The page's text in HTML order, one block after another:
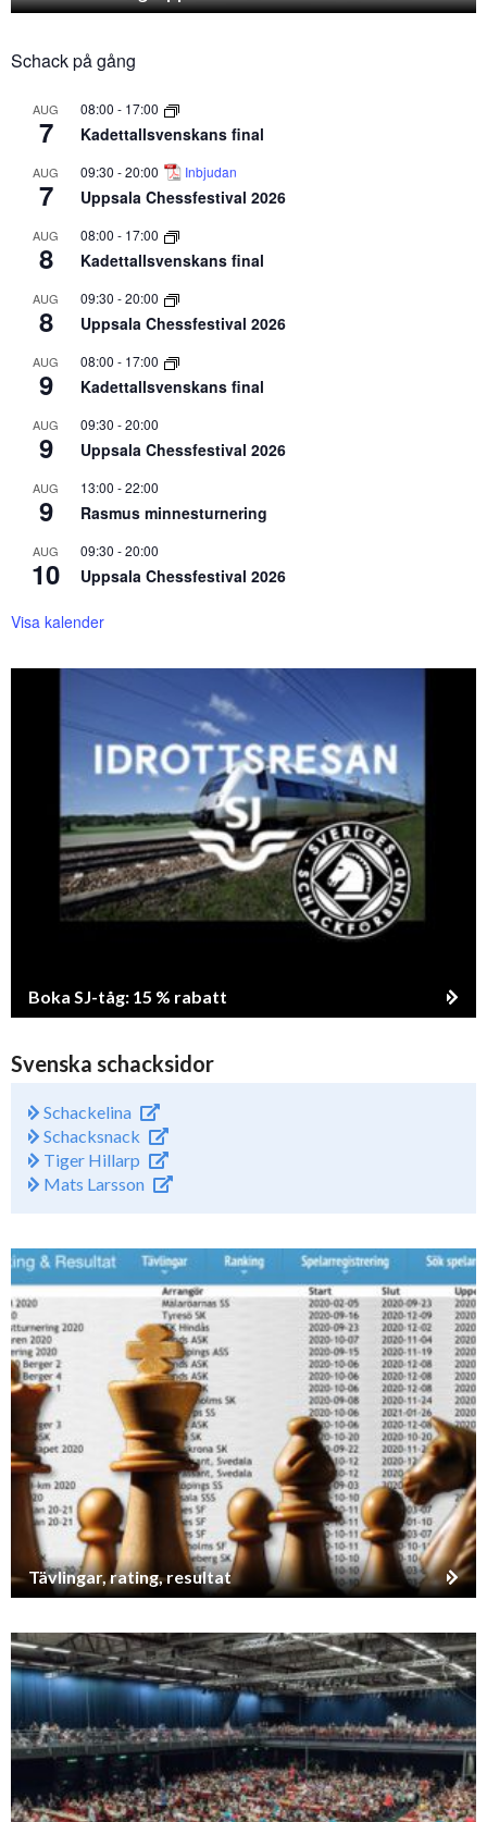
Schack på gång
AUG
7
08:00 - 17:00
Kadettallsvenskans final
AUG
7
09:30 -20:00 Inbjudan
Uppsala Chessfestival 2026
AUG
8
08:00 - 17:00
Kadettallsvenskans final
AUG
8
09:30 -20:00
Uppsala Chessfestival 2026
AUG
9
08:00 - 17:00
Kadettallsvenskans final
AUG
9
09:30 -20:00
Uppsala Chessfestival 2026
AUG
9
13:00 -22:00
Rasmus minnesturnering
AUG
10
09:30 -20:00
Uppsala Chessfestival 2026
Visa kalender
Boka SJ-tåg: 15 % rabatt
Svenska schacksidor
Schackelina
Schacksnack
Tiger Hillarp
Mats Larsson
Tävlingar, rating, resultat